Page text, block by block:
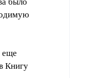
еще
Книгу